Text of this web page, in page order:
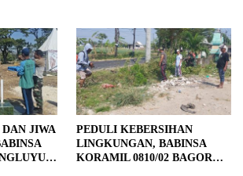
JIWA
PEDULI KEBERSIHAN
LINGKUNGAN, BABINSA
KORAMIL 0810/02 BAGOR